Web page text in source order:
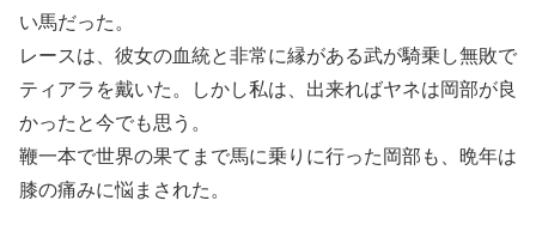
い馬だった。
レースは、彼女の血統と非常に縁がある武が騎乗し無敗で
ティアラを戴いた。しかし私は、出来ればヤネは岡部が良
かったと今でも思う。
鞭一本で世界の果てまで馬に乗りに行った岡部も、晩年は
膝の痛みに悩まされた。